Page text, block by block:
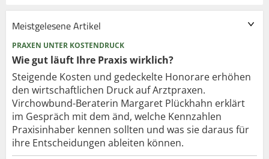
Meistgelesene Artikel
PRAXEN UNTER KOSTENDRUCK
Wie gut läuft Ihre Praxis wirklich?
Steigende Kosten und gedeckelte Honorare erhöhen
den wirtschaftlichen Druck auf Arztpraxen.
Virchowbund-Beraterin Margaret Plückhahn erklärt
im Gespräch mit dem änd, welche Kennzahlen
Praxisinhaber kennen sollten und was sie daraus für
ihre Entscheidungen ableiten können.